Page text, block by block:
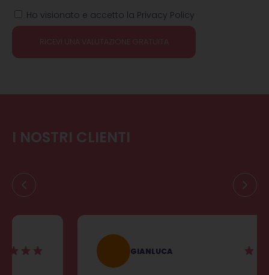
Ho visionato e accetto la Privacy Policy
RICEVI UNA VALUTAZIONE GRATUITA
I NOSTRI CLIENTI